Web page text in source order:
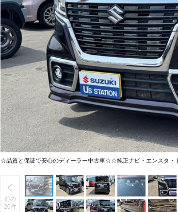
☆品質と保証で安心のディーラー中古車☆☆純正ナビ・エンスタ・
前の
20件